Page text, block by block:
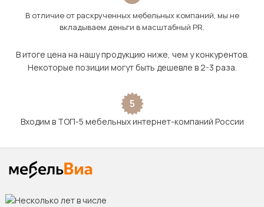
В отличие от раскрученных мебельных компаний, мы не
вкладываем деньги в масштабный PR.
В итоге цена на нашу продукцию ниже, чем у конкурентов.
Некоторые позиции могут быть дешевле в 2-3 раза.
5
Входим в ТОП-5 мебельных интернет-компаний России